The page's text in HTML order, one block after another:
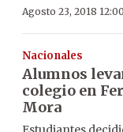
Agosto 23, 2018
Nacionales
Alumnos
colegio en
Mora